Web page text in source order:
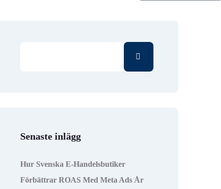
Senaste inlägg
Hur Svenska E-Handelsbutiker
Förbättrar ROAS Med Meta Ads År